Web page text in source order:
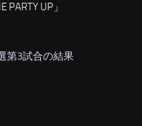
UP」
第3試合の結果